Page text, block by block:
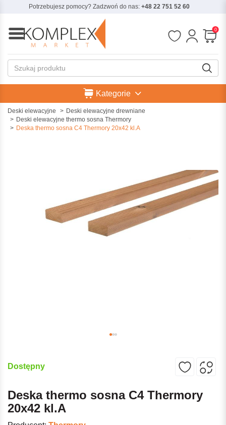
Potrzebujesz pomocy? Zadzwoń do nas: +48 22 751 52 60
0
Kategorie
Deski elewacyjne
Deski elewacyjne drewniane
Deski elewacyjne thermo sosna Thermory
Deska thermo sosna C4 Thermory 20x42 kl.A
Dostępny
Deska thermo sosna C4 Thermory
20x42 kl.A